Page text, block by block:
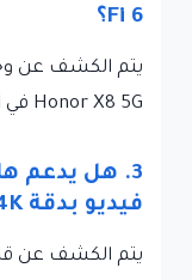
Fi 6؟
Honor X8 5G في المصادر المعتمدة.
فيديو بدقة 4K؟